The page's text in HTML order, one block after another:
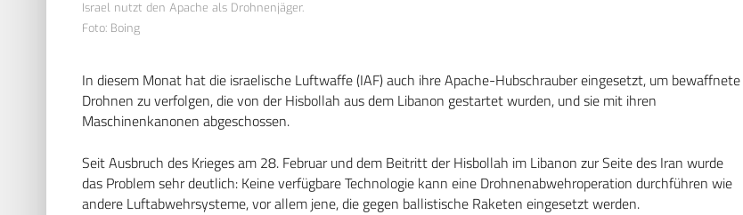
Israel nutzt den Apache als Drohnenjäger.
Foto: Boing
In diesem Monat hat die israelische Luftwaffe (IAF) auch ihre Apache-Hubschrauber eingesetzt, um bewaffnete
Drohnen zu verfolgen, die von der Hisbollah aus dem Libanon gestartet wurden, und sie mit ihren
Maschinenkanonen abgeschossen.
Seit Ausbruch des Krieges am 28. Februar und dem Beitritt der Hisbollah im Libanon zur Seite des Iran wurde
das Problem sehr deutlich: Keine verfügbare Technologie kann eine Drohnenabwehroperation durchführen wie
andere Luftabwehrsysteme, vor allem jene, die gegen ballistische Raketen eingesetzt werden.